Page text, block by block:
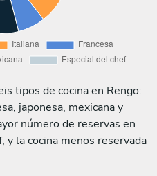
tipos de cocina en Rengo:
japonesa, mexicana y
número de reservas en
y la cocina menos reservada